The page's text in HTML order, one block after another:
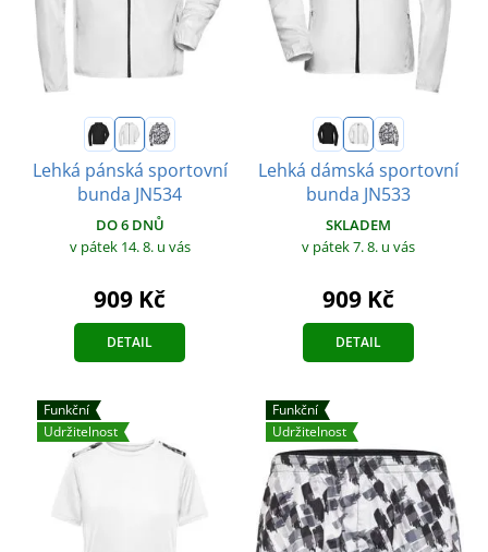
Lehká pánská sportovní
bunda JN534
DO 6 DNŮ
v pátek 14. 8. u vás
909 Kč
DETAIL
Lehká dámská sportovní
bunda JN533
SKLADEM
v pátek 7. 8. u vás
909 Kč
DETAIL
Funkční
Udržitelnost
Funkční
Udržitelnost